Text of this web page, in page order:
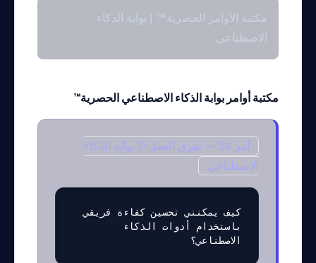
مكتبة الأوامر الحصرية™ | بوابة الذكاء
الاصطناعي
مكتبة أوامر بوابة الذكاء الاصطناعي الحصرية™
أمر #1 — لفرق العمل © بوابة الذكاء
الاصطناعي
كيف يمكنني تحسين كفاءة فريقي
الاصطناعي؟